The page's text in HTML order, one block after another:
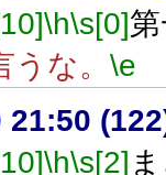
\h\s[0]
な。 \e
21:50
\h\s[2]